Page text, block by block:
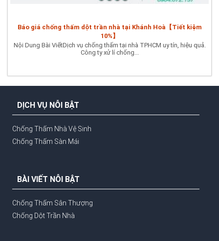
Báo giá chống thấm dột trần nhà tại Khánh Hoà【Tiết kiệm
10%】
Nội Dung Bài ViếtDịch vụ chống thấm tại nhà TPHCM uy tín, hiệu quả.
Công ty xử lí chống...
DỊCH VỤ NỖI BẬT
Chống Thấm Nhà Vệ Sinh
Chống Thấm Sàn Mái
BÀI VIẾT NỖI BẬT
Chống Thấm Sân Thượng
Chống Dột Trần Nhà